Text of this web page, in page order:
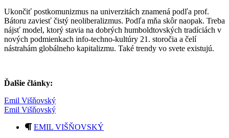
Ukončiť postkomunizmus na univerzitách znamená podľa prof.
Bátoru zaviesť čistý neoliberalizmus. Podľa mňa skôr naopak. Treba
nájsť model, ktorý stavia na dobrých humboldtovských tradíciách v
nových podmienkach info-techno-kultúry 21. storočia a čelí
nástrahám globálneho kapitalizmu. Také trendy vo svete existujú.
Ďalšie články:
Emil Višňovský
Emil Višňovský
EMIL VIŠŇOVSKÝ